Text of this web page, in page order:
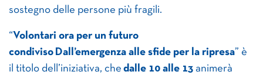
sostegno delle persone più fragili.
“Volontari ora per un futuro
condiviso Dall’emergenza alle sfide per la ripresa” è
il titolo dell’iniziativa, che dalle 10 alle 13 animerà